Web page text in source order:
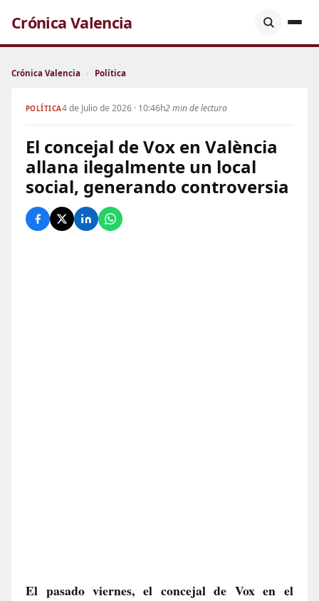
Crónica Valencia
Crónica Valencia › Política
POLÍTICA4 de Julio de 2026 · 10:46h2 min de lectura
El concejal de Vox en València
allana ilegalmente un local
social, generando controversia
El pasado viernes, el concejal de Vox en el